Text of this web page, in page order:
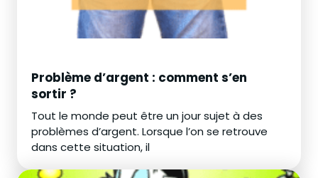
Problème d’argent : comment s’en
sortir ?
Tout le monde peut être un jour sujet à des
problèmes d’argent. Lorsque l’on se retrouve
dans cette situation, il